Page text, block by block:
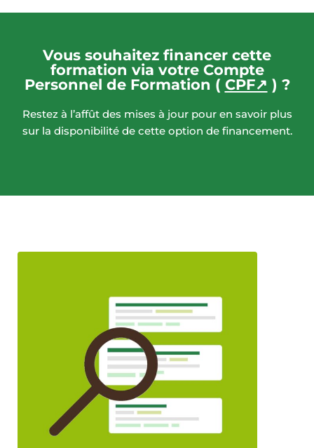
Vous souhaitez financer cette
formation via votre Compte
Personnel de Formation ( CPF↗ ) ?
Restez à l’affût des mises à jour pour en savoir plus
sur la disponibilité de cette option de financement.